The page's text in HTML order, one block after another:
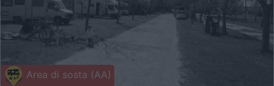
Area di sosta (AA)